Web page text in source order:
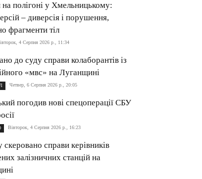
полігоні у Хмельницькому:
– диверсія і порушення,
фрагменти тіл
4 Серпня 2026 р., 11:34
до суду справи колаборантів із
«мвс» на Луганщині
Четвер, 6 Серпня 2026 р., 20:05
погодив нові спецоперації СБУ
Вівторок, 4 Серпня 2026 р., 16:23
скеровано справи керівників
залізничних станцій на